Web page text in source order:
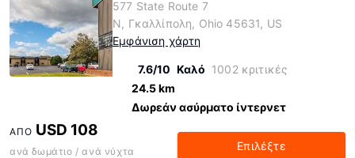
577 State Route 7
N, Γκαλλίπολη, Ohio 45631, US
Εμφάνιση χάρτη
7.6/10 Καλό 1002 κριτικές
24.5 km
Δωρεάν ασύρματο ίντερνετ
ΑΠΌ USD 108
ανά δωμάτιο / ανά νύχτα Επιλέξτε